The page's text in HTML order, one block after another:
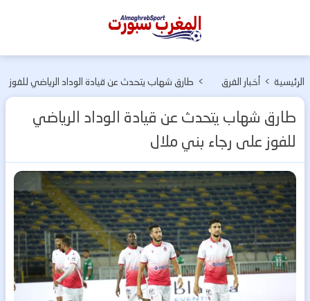
المغرب
الرئيسية > أخبار الفرق
> طارق شهاب يتحدث عن قيادة الوداد الرياضي للفوز
طارق شهاب يتحدث عن قيادة الوداد الرياضي
للفوز على رجاء بني ملال